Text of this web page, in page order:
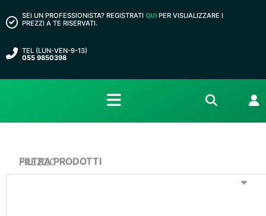
SEI UN PROFESSIONISTA? REGISTRATI QUI PER VISUALIZZARE I
PREZZI A TE RISERVATI.
TEL (LUN-VEN-9-13)
055 9850398
FILTRA PRODOTTI
PREZZO